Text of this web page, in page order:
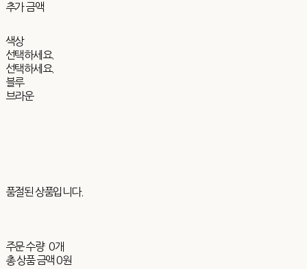
추가 금액
색상
선택하세요.
선택하세요.
블루
브라운
품절된 상품입니다.
주문 수량 0개
총 상품 금액 0원